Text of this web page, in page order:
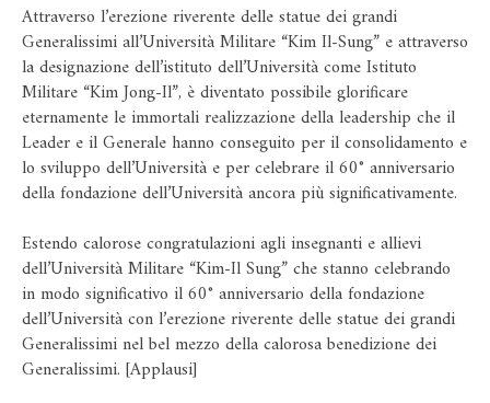
Attraverso l’erezione riverente delle statue dei grandi
Generalissimi all’Università Militare “Kim Il-Sung” e attraverso
la designazione dell’istituto dell’Università come Istituto
Militare “Kim Jong-Il”, è diventato possibile glorificare
eternamente le immortali realizzazione della leadership che il
Leader e il Generale hanno conseguito per il consolidamento e
lo sviluppo dell’Università e per celebrare il 60° anniversario
della fondazione dell’Università ancora più significativamente.
Estendo calorose congratulazioni agli insegnanti e allievi
dell’Università Militare “Kim-Il Sung” che stanno celebrando
in modo significativo il 60° anniversario della fondazione
dell’Università con l’erezione riverente delle statue dei grandi
Generalissimi nel bel mezzo della calorosa benedizione dei
Generalissimi. [Applausi]